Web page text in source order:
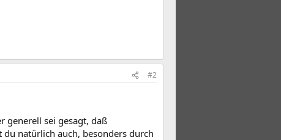
#2
generell sei gesagt, daß
natürlich auch, besonders durch